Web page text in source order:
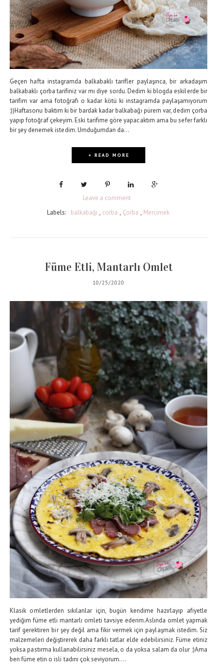
Geçen hafta instagramda balkabaklı tarifler paylaşınca, bir arkadaşım
balkabaklı çorba tarifiniz var mı diye sordu. Dedim ki blogda eskilerde bir
tarifim var ama fotoğrafı o kadar kötü ki instagramda paylaşamıyorum
:))Haftasonu baktım ki bir bardak kadar balkabağı pürem var, dedim çorba
yapıp fotoğraf çekeyim. Eski tarifime göre yapacaktım ama bu sefer farklı
bir şey denemek istedim. Umduğumdan da...
+ READ MORE
Leave a comment
Labels:
balkabağı , corba , Çorba , Mercimek
Füme Etli, Mantarlı Omlet
10/25/2020
Klasik omletlerden sıkılanlar için, bugün kendime hazırlayıp afiyetle
yediğim füme etli mantarlı omleti tavsiye ederim.Aslında omlet yapmak
tarif gerektiren bir şey değil ama fikir vermek için paylaşmak istedim. Siz
malzemeleri değiştirerek daha farklı tatlar elde edebilirsiniz. Füme etiniz
yoksa pastırma kullanabilirsiniz mesela, o da yoksa salam da olur :)Ama
ben füme etin o isli tadını çok seviyorum....